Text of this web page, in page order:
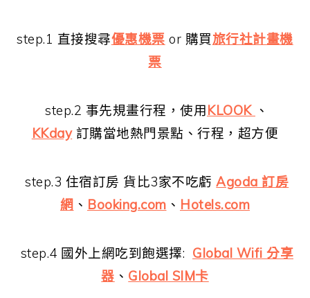
step.1 直接搜尋優惠機票 or 購買旅行社計畫機
票
step.2 事先規畫行程，使用KLOOK 、
KKday 訂購當地熱門景點、行程，超方便
step.3 住宿訂房 貨比3家不吃虧Agoda 訂房
網 、 Booking.com 、 Hotels.com
step.4 國外上網吃到飽選擇: Global Wifi 分享
器 、 Global SIM卡